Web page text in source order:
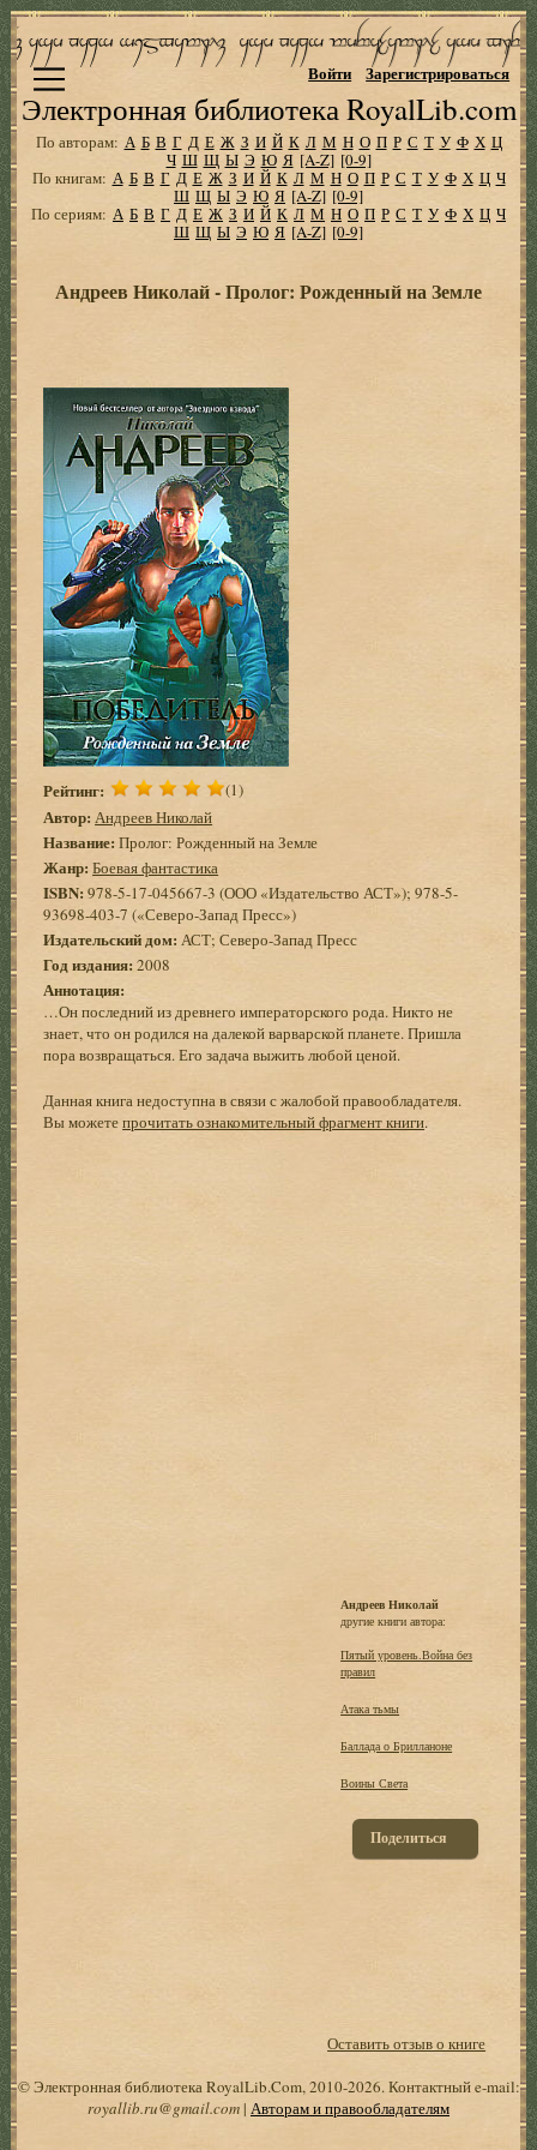
Электронная библиотека RoyalLib.com
Войти Зарегистрироваться
По авторам: А Б В Г Д Е Ж З И Й К Л М Н О П Р С Т У Ф Х Ц
Ч Ш Щ Ы Э Ю Я [A-Z] [0-9]
По книгам: А Б В Г Д Е Ж З И Й К Л М Н О П Р С Т У Ф Х Ц Ч
Ш Щ Ы Э Ю Я [A-Z] [0-9]
По сериям: А Б В Г Д Е Ж З И Й К Л М Н О П Р С Т У Ф Х Ц Ч
Ш Щ Ы Э Ю Я [A-Z] [0-9]
Андреев Николай - Пролог: Рожденный на Земле
Рейтинг: (1)
Автор: Андреев Николай
Название: Пролог: Рожденный на Земле
Жанр: Боевая фантастика
ISBN: 978-5-17-045667-3 (ООО «Издательство АСТ»); 978-5-
93698-403-7 («Северо-Запад Пресс»)
Издательский дом: АСТ; Северо-Запад Пресс
Год издания: 2008
Аннотация:
…Он последний из древнего императорского рода. Никто не
знает, что он родился на далекой варварской планете. Пришла
пора возвращаться. Его задача выжить любой ценой.
Данная книга недоступна в связи с жалобой правообладателя.
Вы можетепрочитать ознакомительный фрагмент книги.
Андреев Николай
другие книги автора:
Пятый уровень.Война без
правил
Атака тьмы
Баллада о Брилланоне
Воины Света
Поделиться
Оставить отзыв о книге
© Электронная библиотека RoyalLib.Com, 2010-2026. Контактный e-mail:
royallib.ru@gmail.com| Авторам и правообладателям